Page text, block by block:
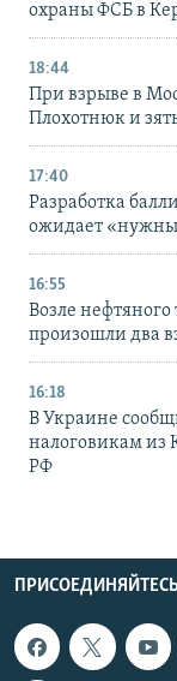
охраны ФСБ в
18:44
При взрыве в
Плохотнюк и
17:40
Разработка
ожидает
16:55
Возле
произошли два
16:18
В Украине
налоговикам из
РФ